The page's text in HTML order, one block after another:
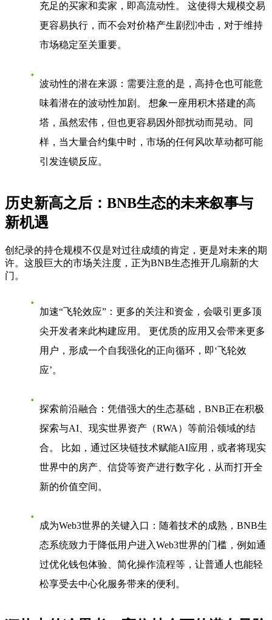
充足的买家和卖家，即高流动性。 这使得大规模交易
更容易执行，而不会对价格产生剧烈冲击，对于维持
市场稳定至关重要。
波动性的潜在来源 ：需要注意的是，高持仓也可能意
味着潜在的波动性加剧。 想象一座用积木搭建的高
塔，虽然宏伟，但也更容易因外部扰动而晃动。同
样，当大量合约集中时，市场的任何风吹草动都可能
引发连锁反应。
历史新高之后：BNB生态的未来叙事与
新机遇
创纪录的持仓规模不仅是对过往成绩的肯定，更是对未来的期
许。这股巨大的市场关注度，正为BNB生态推开几扇新的大
门。
加速“飞轮效应” ：更多的关注和资金，会吸引更多顶
尖开发者来此构建应用。 更优质的应用又会带来更多
用户，形成一个自我强化的正向循环，即‘飞轮效
应’。
探索前沿融合 ：凭借强大的生态基础，BNB正在积极
探索与AI、现实世界资产（RWA）等前沿领域的结
合。 比如，通过区块链技术赋能AI应用，或者将现实
世界中的房产、信贷等资产进行数字化，从而打开全
新的价值空间。
成为Web3世界的关键入口 ：随着技术的成熟，BNB生
态系统致力于降低用户进入Web3世界的门槛，例如通
过优化钱包体验、简化操作流程等，让普通人也能轻
松享受去中心化服务带来的便利。